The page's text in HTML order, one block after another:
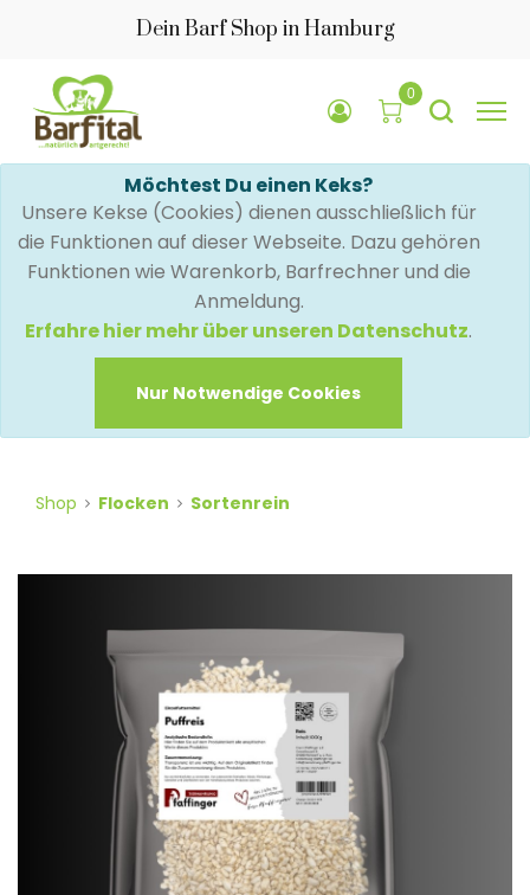
Dein Barf Shop in Hamburg
0
Möchtest Du einen Keks?
Unsere Kekse (Cookies) dienen ausschließlich für
die Funktionen auf dieser Webseite. Dazu gehören
Funktionen wie Warenkorb, Barfrechner und die
Anmeldung.
Erfahre hier mehr über unseren Datenschutz.
Nur Notwendige Cookies
Shop Flocken Sortenrein